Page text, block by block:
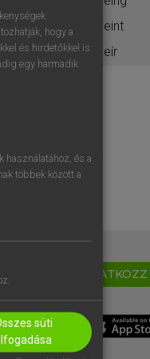
beint
beír
hogy a
és hirdetőkkel is
egy harmadik
használatához, és a
többek között a
süti